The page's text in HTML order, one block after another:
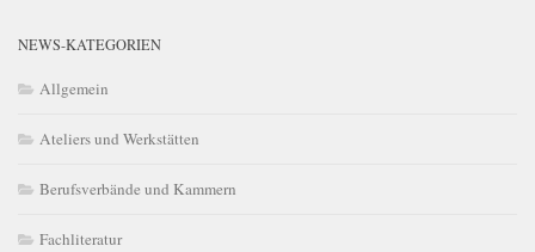
NEWS-KATEGORIEN
Allgemein
Ateliers und Werkstätten
Berufsverbände und Kammern
Fachliteratur